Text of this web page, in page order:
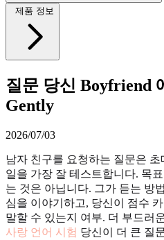
제품 정보
질문 당신 Boyfriend
Gently
2026/07/03
남자 친구를 요청하는 질문은
일을 가장 잘 테스트합니다. 목
는 것은 아닙니다. 그가 듣는 방
심을 이야기하고, 당신이 점수
말할 수 있는지 여부. 더 부드러
사랑 언어 시험 당신이 더 큰 질